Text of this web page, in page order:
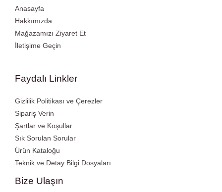
Anasayfa
Hakkımızda
Mağazamızı Ziyaret Et
İletişime Geçin
Faydalı Linkler
Gizlilik Politikası ve Çerezler
Sipariş Verin
Şartlar ve Koşullar
Sık Sorulan Sorular
Ürün Kataloğu
Teknik ve Detay Bilgi Dosyaları
Bize Ulaşın